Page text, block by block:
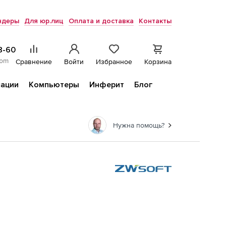
Для юр.лиц Оплата и доставка Контакты
60
Сравнение Войти Избранное Корзина
Компьютеры Инферит
Блог
Нужна помощь?